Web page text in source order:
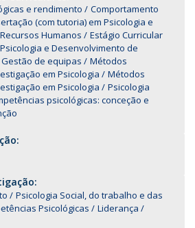
e rendimento
Comportamento
(com tutoria) em Psicologia e
Humanos
Estágio Curricular
e Desenvolvimento de
Gestão de equipas
Métodos
em Psicologia
Métodos
em Psicologia
Psicologia
psicológicas: conceção e
Psicologia Social, do trabalho e das
Psicológicas
Liderança